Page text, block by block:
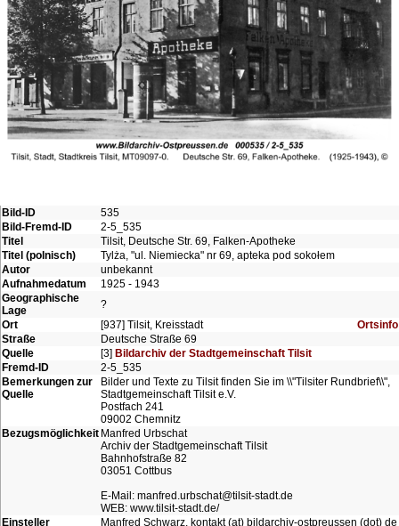
Bild-ID
535
Bild-Fremd-ID
2-5_535
Titel
Tilsit, Deutsche Str. 69, Falken-Apotheke
Titel (polnisch)
Tylża, "ul. Niemiecka" nr 69, apteka pod sokołem
Autor
unbekannt
Aufnahmedatum
1925 - 1943
Geographische
Lage
?
Ort
[937] Tilsit, Kreisstadt
Ortsinfo
Straße
Deutsche Straße 69
Quelle
[3] Bildarchiv der Stadtgemeinschaft Tilsit
Fremd-ID
2-5_535
Bemerkungen zur
Quelle
Bilder und Texte zu Tilsit finden Sie im \\"Tilsiter Rundbrief\\",
Stadtgemeinschaft Tilsit e.V.
Postfach 241
09002 Chemnitz
Bezugsmöglichkeit Manfred Urbschat
Archiv der Stadtgemeinschaft Tilsit
Bahnhofstraße 82
03051 Cottbus
E-Mail: manfred.urbschat@tilsit-stadt.de
WEB: www.tilsit-stadt.de/
Einsteller
Manfred Schwarz, kontakt (at) bildarchiv-ostpreussen (dot) de